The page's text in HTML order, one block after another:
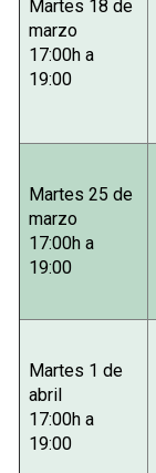
Martes 18 de
marzo
17:00h a
19:00
Martes 25 de
marzo
17:00h a
19:00
Martes 1 de
abril
17:00h a
19:00